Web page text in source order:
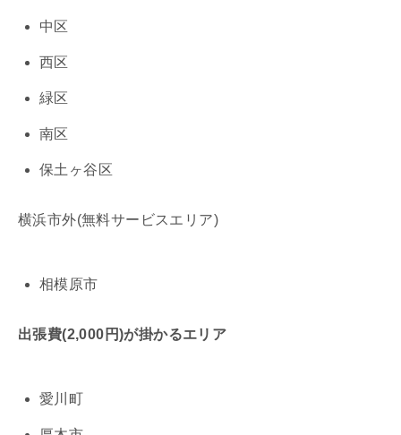
中区
西区
緑区
南区
保土ヶ谷区
横浜市外(無料サービスエリア)
相模原市
出張費(2,000円)が掛かるエリア
愛川町